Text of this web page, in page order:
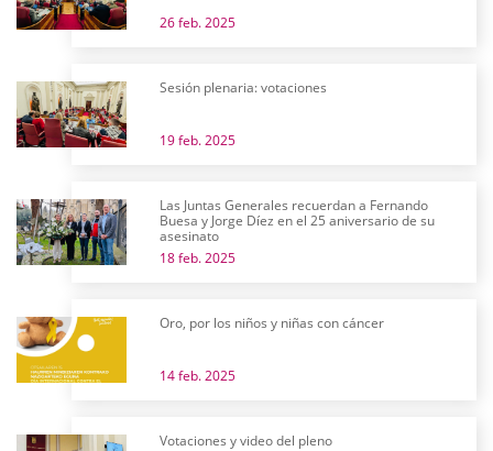
26 feb. 2025
Sesión plenaria: votaciones
19 feb. 2025
Las Juntas Generales recuerdan a Fernando
Buesa y Jorge Díez en el 25 aniversario de su
asesinato
18 feb. 2025
Oro, por los niños y niñas con cáncer
14 feb. 2025
Votaciones y video del pleno